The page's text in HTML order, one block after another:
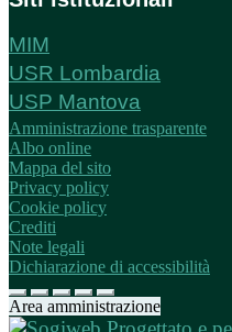
MIM
USR Lombardia
USP Mantova
Amministrazione trasparente
Albo online
Mappa del sito
Privacy policy
Cookie policy
Crediti
Note legali
Dichiarazione di accessibilità
Area amministrazione